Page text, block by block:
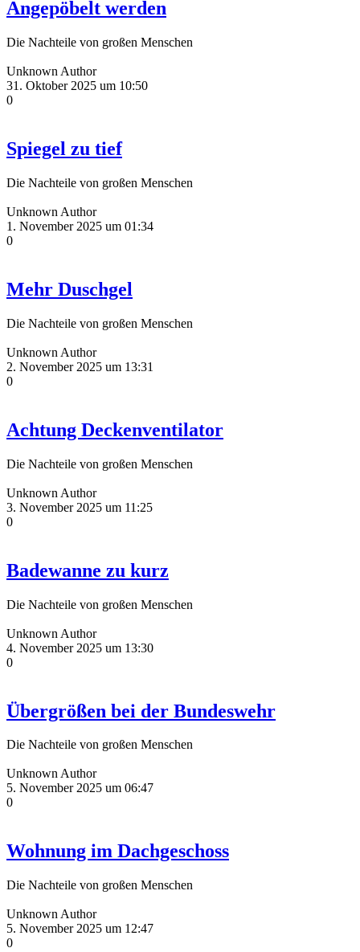
Angepöbelt werden
Die Nachteile von großen Menschen
Unknown Author
31. Oktober 2025 um 10:50
0
Spiegel zu tief
Die Nachteile von großen Menschen
Unknown Author
1. November 2025 um 01:34
0
Mehr Duschgel
Die Nachteile von großen Menschen
Unknown Author
2. November 2025 um 13:31
0
Achtung Deckenventilator
Die Nachteile von großen Menschen
Unknown Author
3. November 2025 um 11:25
0
Badewanne zu kurz
Die Nachteile von großen Menschen
Unknown Author
4. November 2025 um 13:30
0
Übergrößen bei der Bundeswehr
Die Nachteile von großen Menschen
Unknown Author
5. November 2025 um 06:47
0
Wohnung im Dachgeschoss
Die Nachteile von großen Menschen
Unknown Author
5. November 2025 um 12:47
0